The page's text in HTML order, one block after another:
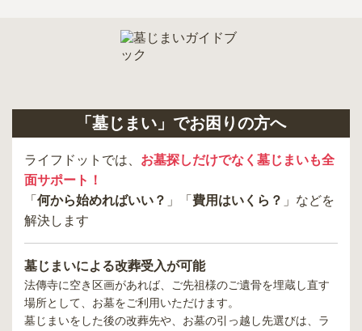
「墓じまい」でお困りの方へ
ライフドットでは、 お墓探しだけでなく墓じまいも全
面サポート！
「 何から始めればいい？ 」「 費用はいくら？ 」などを
解決します
墓じまいによる改葬受入が可能
法傳寺に空き区画があれば、ご先祖様のご遺骨を埋蔵し直す
場所として、お墓をご利用いただけます。
墓じまいをした後の改葬先や、お墓の引っ越し先選びは、ラ